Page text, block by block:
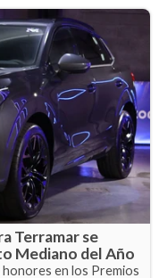
Terramar se
Mediano del Año
honores en los Premios